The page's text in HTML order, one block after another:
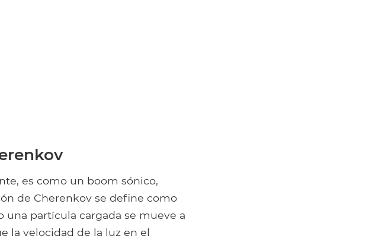
es como un boom sónico,
de Cherenkov se define como
partícula cargada se mueve a
la velocidad de la luz en el